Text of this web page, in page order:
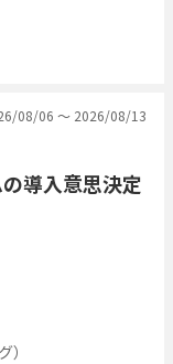
08/06 〜 2026/08/13
導入意思決定